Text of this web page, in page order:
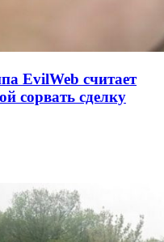
EvilWeb считает
сорвать сделку